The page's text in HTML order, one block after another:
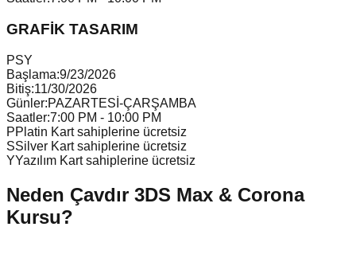
GRAFİK TASARIM
PSY
Başlama:9/23/2026
Bitiş:11/30/2026
Günler:PAZARTESİ-ÇARŞAMBA
Saatler:7:00 PM - 10:00 PM
PPlatin Kart sahiplerine ücretsiz
SSilver Kart sahiplerine ücretsiz
YYazılım Kart sahiplerine ücretsiz
Neden Çavdır 3DS Max & Corona
Kursu?